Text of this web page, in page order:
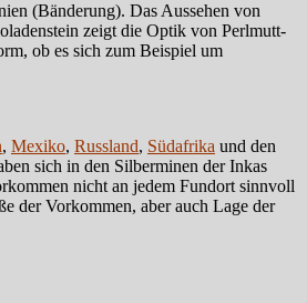
(Bänderung). Das Aussehen von
zeigt die Optik von Perlmutt-
ob es sich zum Beispiel um
, Mexiko, Russland, Südafrika und den
sich in den Silberminen der Inkas
nicht an jedem Fundort sinnvoll
der Vorkommen, aber auch Lage der